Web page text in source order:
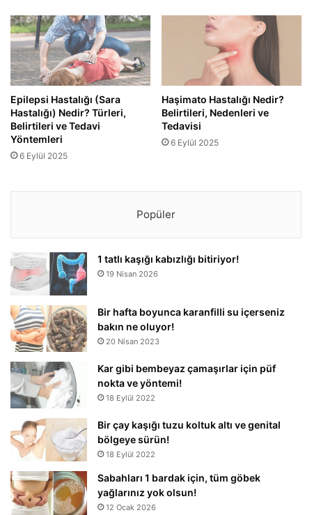
Epilepsi Hastalığı (Sara
Hastalığı) Nedir? Türleri,
Belirtileri ve Tedavi
Yöntemleri
6 Eylül 2025
Haşimato Hastalığı Nedir?
Belirtileri, Nedenleri ve
Tedavisi
6 Eylül 2025
Popüler
1 tatlı kaşığı kabızlığı bitiriyor!
19 Nisan 2026
Bir hafta boyunca karanfilli su içerseniz
bakın ne oluyor!
20 Nisan 2023
Kar gibi bembeyaz çamaşırlar için püf
nokta ve yöntemi!
18 Eylül 2022
Bir çay kaşığı tuzu koltuk altı ve genital
bölgeye sürün!
18 Eylül 2022
Sabahları 1 bardak için, tüm göbek
yağlarınız yok olsun!
12 Ocak 2026